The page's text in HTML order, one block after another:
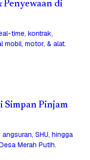
Penyewaan di
time, kontrak,
mobil, motor, & alat.
Simpan Pinjam
SHU, hingga
Merah Putih.